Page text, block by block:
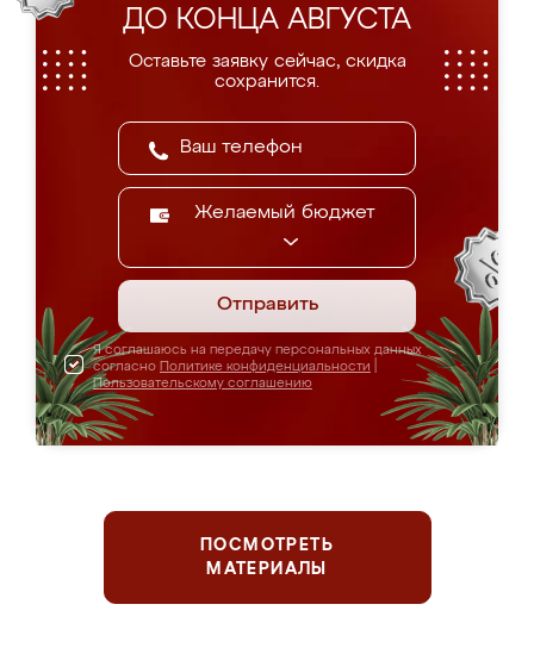
ДО КОНЦА АВГУСТА
Оставьте заявку сейчас, скидка
сохранится.
Желаемый бюджет
Отправить
Я соглашаюсь на передачу персональных данных
согласно Политике конфиденциальности
Пользовательскому соглашению
ПОСМОТРЕТЬ
МАТЕРИАЛЫ